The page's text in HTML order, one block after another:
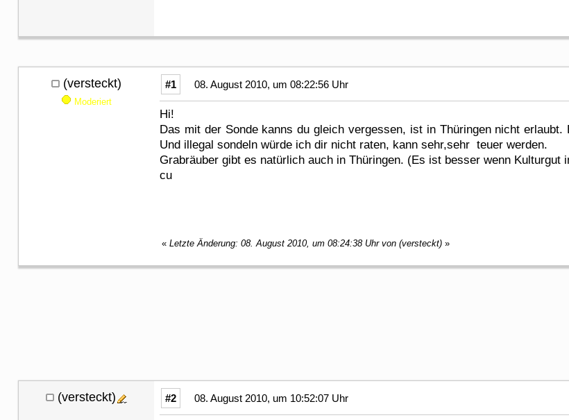
(versteckt)
Moderiert
#1 08. August 2010, um 08:22:56 Uhr
Hi!
Das mit der Sonde kanns du gleich vergessen, ist in Thüringen nicht
Und illegal sondeln würde ich dir nicht raten, kann sehr,sehr teuer werden.
Grabräuber gibt es natürlich auch in Thüringen. (Es ist besser wenn
cu
« Letzte Änderung: 08. August 2010, um 08:24:38 Uhr von (versteckt) »
(versteckt) #2 08. August 2010, um 10:52:07 Uhr